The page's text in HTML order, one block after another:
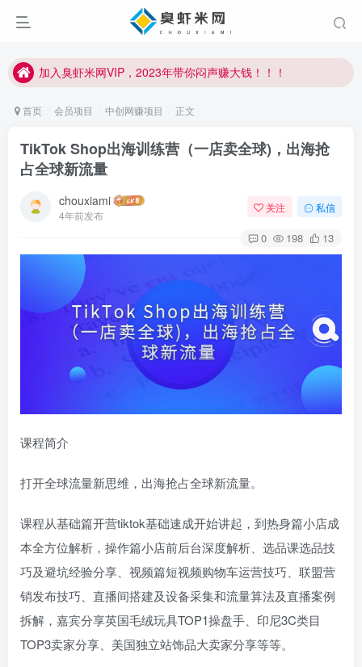
加入臭虾米网VIP，2023年带你闷声赚大钱！！！
加入臭虾米网VIP，2023年带你闷声赚大钱！！！
首页 会员项目 中创网赚项目 正文
TikTok Shop出海训练营（一店卖全球)，出海抢
占全球新流量
chouxiami
4年前发布
关注 私信
0 198 13
课程简介
打开全球流量新思维，出海抢占全球新流量。
课程从基础篇开营tiktok基础速成开始讲起，到热身篇小店成
本全方位解析，操作篇小店前后台深度解析、选品课选品技
巧及避坑经验分享、视频篇短视频购物车运营技巧、联盟营
销发布技巧、直播间搭建及设备采集和流量算法及直播案例
拆解，嘉宾分享英国毛绒玩具TOP1操盘手、印尼3C类目
TOP3卖家分享、美国独立站饰品大卖家分享等等。